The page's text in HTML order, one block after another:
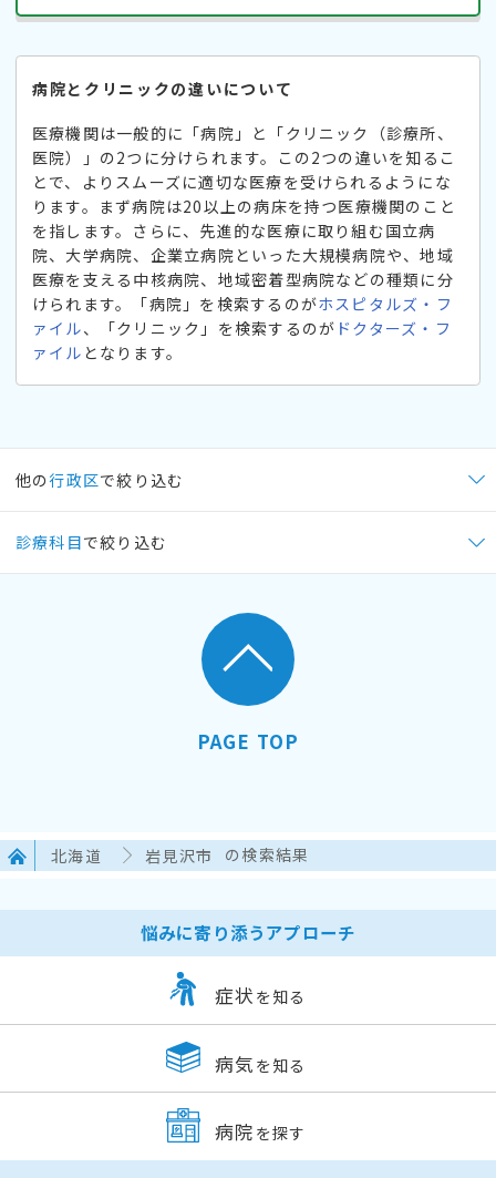
病院とクリニックの違いについて
医療機関は一般的に「病院」と「クリニック（診療所、
医院）」の2つに分けられます。この2つの違いを知るこ
とで、よりスムーズに適切な医療を受けられるようにな
ります。まず病院は20以上の病床を持つ医療機関のこと
を指します。さらに、先進的な医療に取り組む国立病
院、大学病院、企業立病院といった大規模病院や、地域
医療を支える中核病院、地域密着型病院などの種類に分
けられます。「病院」を検索するのがホスピタルズ・フ
ァイル、「クリニック」を検索するのが ドクターズ・フ
ァイル となります。
他の行政区で絞り込む
診療科目で絞り込む
PAGE TOP
北海道 岩見沢市 の検索結果
悩みに寄り添うアプローチ
症状 を知る
病気 を知る
病院 を探す